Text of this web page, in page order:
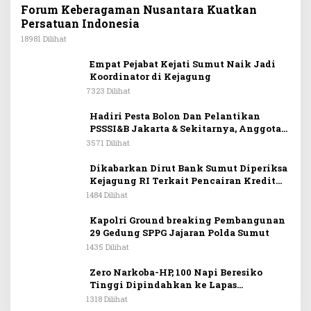
Forum Keberagaman Nusantara Kuatkan
Persatuan Indonesia
18981 Dilihat
Empat Pejabat Kejati Sumut Naik Jadi
Koordinator di Kejagung
7323 Dilihat
Hadiri Pesta Bolon Dan Pelantikan
PSSSI&B Jakarta & Sekitarnya, Anggota
DPR RI Kombes. Pol. (Purn). Dr. Maruli
Simanjuntak Dapat Berkontribusi
Membangun Bangsa
3571 Dilihat
Dikabarkan Dirut Bank Sumut Diperiksa
Kejagung RI Terkait Pencairan Kredit
PT Sritex
1484 Dilihat
Kapolri Ground breaking Pembangunan
29 Gedung SPPG Jajaran Polda Sumut
1435 Dilihat
Zero Narkoba-HP, 100 Napi Beresiko
Tinggi Dipindahkan ke Lapas
Nusakambangan
1318 Dilihat